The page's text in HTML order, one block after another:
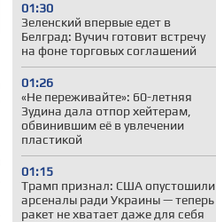
01:30
Зеленский впервые едет в
Белград: Вучич готовит встречу
на фоне торговых соглашений
01:26
«Не переживайте»: 60-летняя
Зудина дала отпор хейтерам,
обвинившим её в увлечении
пластикой
01:15
Трамп признал: США опустошили
арсеналы ради Украины — теперь
ракет не хватает даже для себя